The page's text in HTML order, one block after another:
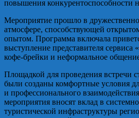
повышения конкурентоспособности
Мероприятие прошло в
атмосфере, способствующей
опытом. Программа включала
выступление представителя сервиса
кофе-брейки и неформальное
Площадкой для проведения встречи
были созданы комфортные условия
и профессионального
мероприятия вносят вклад в
туристической инфраструктуры